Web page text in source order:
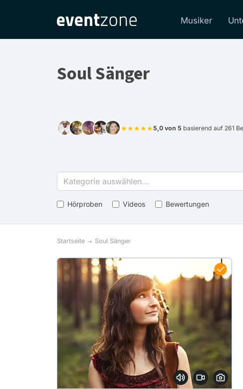
Musiker
Soul Sänger
★★★★★5,0 von 5 basierend auf 261
Kategorie auswählen...
Hörproben Videos Bewertungen
Startseite Soul Sänger